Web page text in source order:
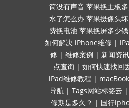
筒没有声音 苹果换主板
水了怎么办 苹果摄像头
费换电池 苹果换屏多少钱
如何解决 iPhone维修 |
修 | 维修案例 | 新闻资讯
点查询 | 如何快速找回
iPad维修教程 |
导航 | Tags网站标签云 |
修期是多久？ | 国行